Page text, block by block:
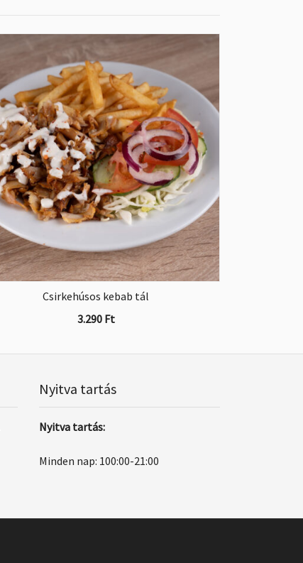
Csirkehúsos kebab tál
3.290 Ft
Nyitva tartás
Nyitva tartás:
Minden nap: 100:00-21:00